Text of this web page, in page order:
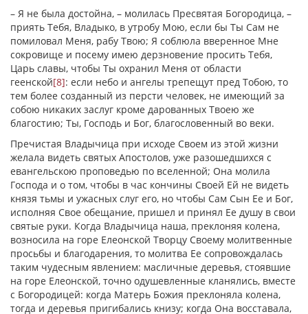
– Я не была достойна, – молилась Пресвятая Богородица, –
приять Тебя, Владыко, в утробу Мою, если бы Ты Сам не
помиловал Меня, рабу Твою; Я соблюла вверенное Мне
сокровище и посему имею дерзновение просить Тебя,
Царь славы, чтобы Ты охранил Меня от области
геенской[8]: если небо и ангелы трепещут пред Тобою, то
тем более созданный из персти человек, не имеющий за
собою никаких заслуг кроме дарованных Твоею же
благостию; Ты, Господь и Бог, благословенный во веки.
Пречистая Владычица при исходе Своем из этой жизни
желала видеть святых Апостолов, уже разошедшихся с
евангельскою проповедью по вселенной; Она молила
Господа и о том, чтобы в час кончины Своей Ей не видеть
князя тьмы и ужасных слуг его, но чтобы Сам Сын Ее и Бог,
исполняя Свое обещание, пришел и принял Ее душу в свои
святые руки. Когда Владычица наша, преклоняя колена,
возносила на горе Елеонской Творцу Своему молитвенные
просьбы и благодарения, то молитва Ее сопровождалась
таким чудесным явлением: масличные деревья, стоявшие
на горе Елеонской, точно одушевленные кланялись, вместе
с Богородицей: когда Матерь Божия преклоняла колена,
тогда и деревья пригибались книзу; когда Она восставала,